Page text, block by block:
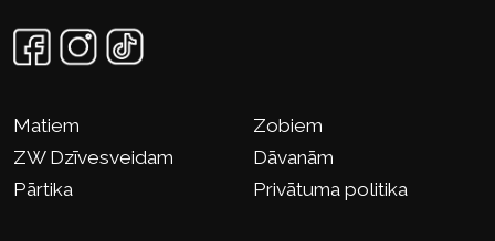
Matiem
Zobiem
ZW Dzīvesveidam
Dāvanām
Pārtika
Privātuma politika